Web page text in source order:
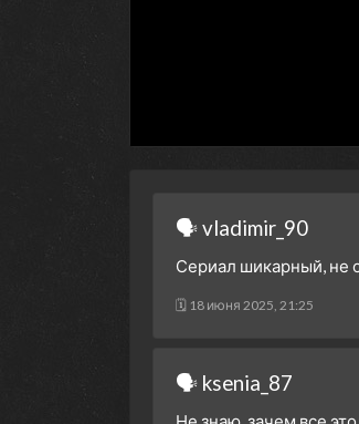
🗣 vladimir_90
Сериал шикарный, не
🗓 18 июня 2025, 21:25
🗣 ksenia_87